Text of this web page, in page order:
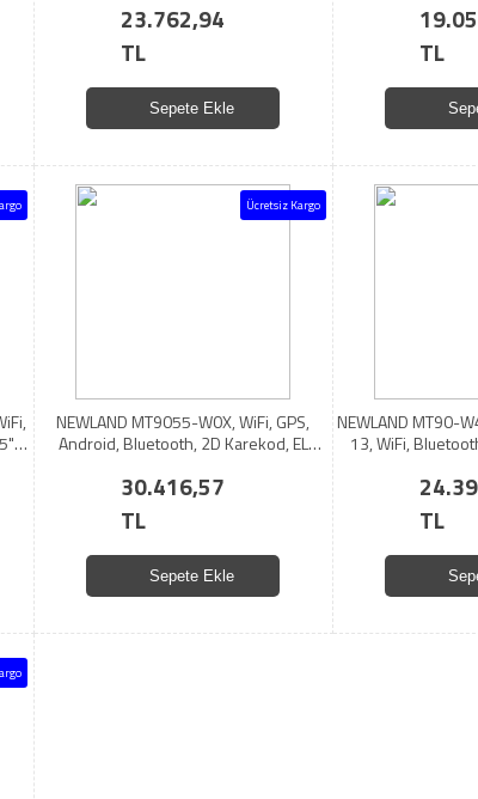
23.762,94
TL
Sepete Ekle
TL
Ücretsiz Kargo
NEWLAND MT9055-W0X, WiFi, GPS,
Android, Bluetooth, 2D Karekod, EL
30.416,57
TL
Sepete Ekle
NEWLAND MT90-
13, WiFi,
TL